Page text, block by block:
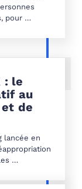
pour …
: le
au
de
lancée en
…